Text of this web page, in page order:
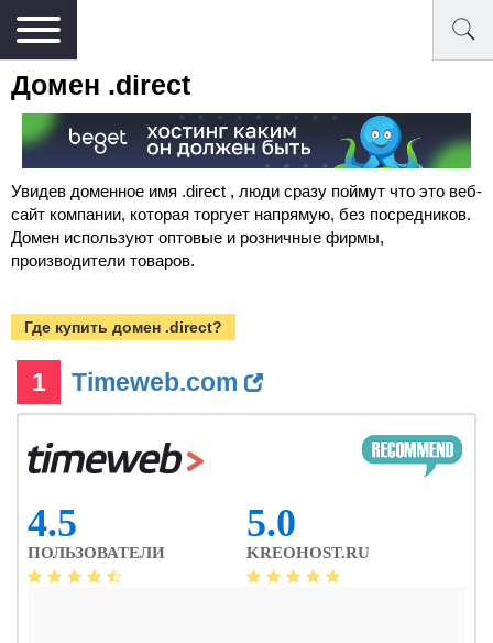
Домен .direct
Увидев доменное имя .direct , люди сразу поймут что это веб-
сайт компании, которая торгует напрямую, без посредников.
Домен используют оптовые и розничные фирмы,
производители товаров.
Где купить домен .direct?
1 Timeweb.com
4.5
ПОЛЬЗОВАТЕЛИ
5.0
KREOHOST.RU